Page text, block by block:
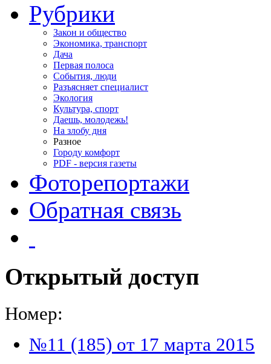
Рубрики
Закон и общество
Экономика, транспорт
Дача
Первая полоса
События, люди
Разъясняет специалист
Экология
Культура, спорт
Даешь, молодежь!
На злобу дня
Разное
Городу комфорт
PDF - версия газеты
Фоторепортажи
Обратная связь
Открытый доступ
Номер:
№11 (185) от 17 марта 2015